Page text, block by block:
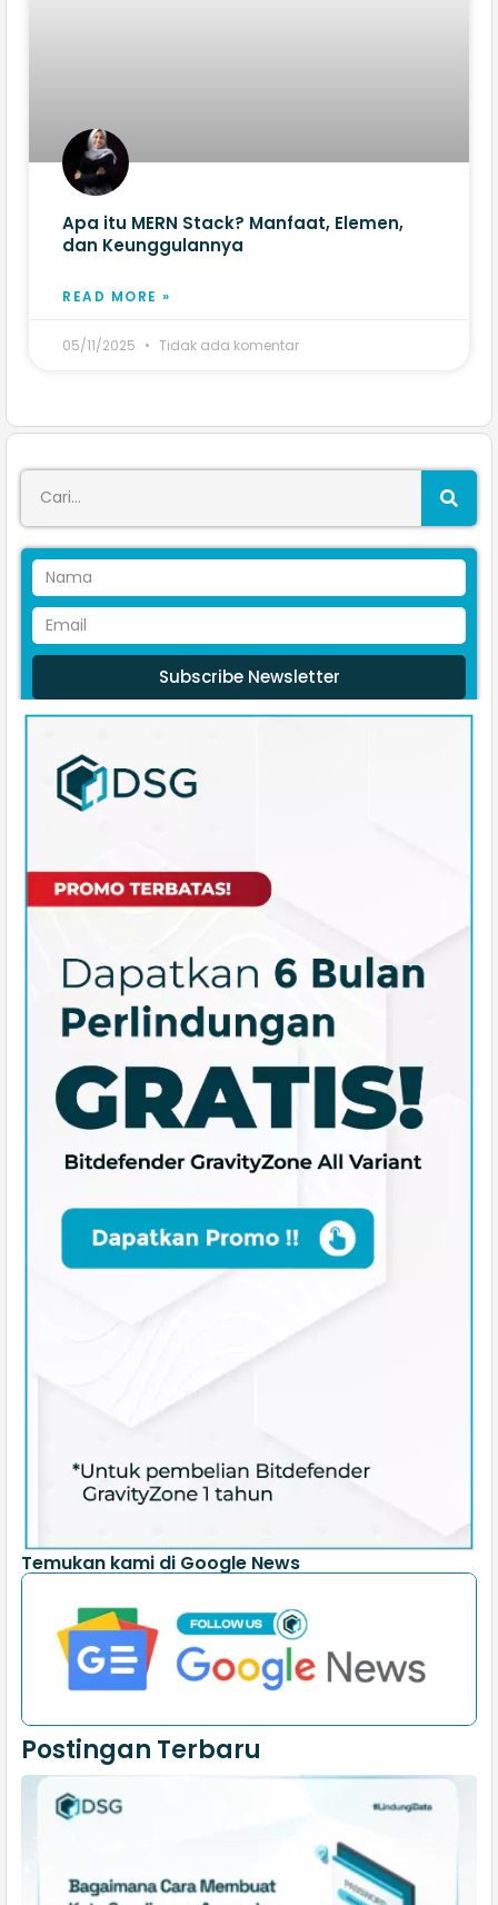
Apa itu MERN Stack? Manfaat, Elemen,
dan Keunggulannya
READ MORE »
05/11/2025 Tidak ada komentar
Subscribe Newsletter
Temukan kami di Google News
Postingan Terbaru